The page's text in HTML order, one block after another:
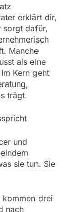
erklärt dir,
sorgt dafür,
Manche
als eine
Kern geht
trägt.
und
sie tun. Sie
kommen drei
nach